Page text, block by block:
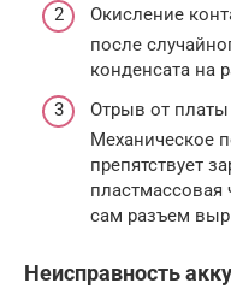
Окисление
после
конденсата на
Отрыв от
Механическое
препятствует
пластмассовая
сам разъем
Неисправность